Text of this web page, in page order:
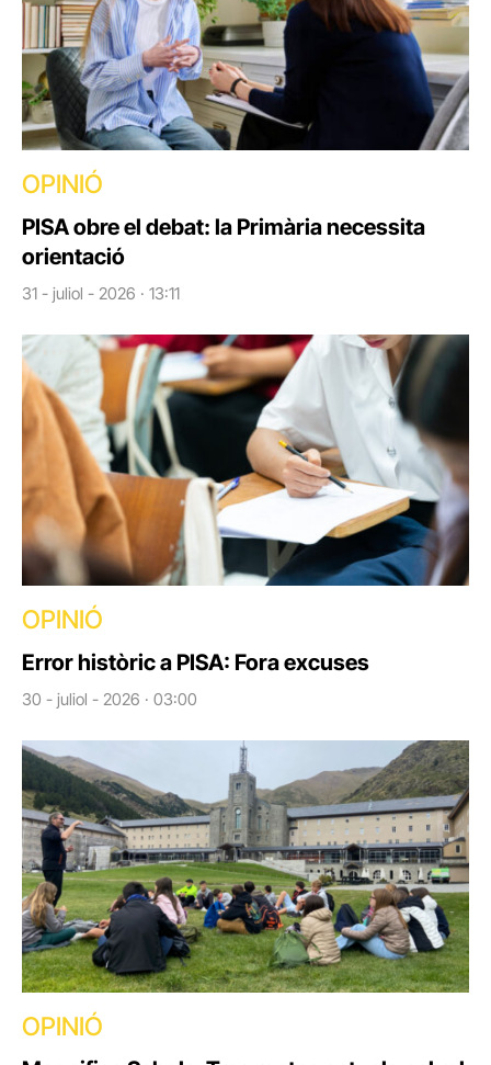
OPINIÓ
PISA obre el debat: la Primària necessita
orientació
31 - juliol - 2026 · 13:11
OPINIÓ
Error històric a PISA: Fora excuses
30 - juliol - 2026 · 03:00
OPINIÓ